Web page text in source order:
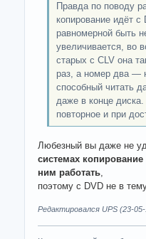
Правда по поводу
копирование идёт с
равномерной быть
увеличивается, во
старых с CLV она
раз, а номер два —
способный читать
даже в конце
повторное и при
Любезный вы даже не
системах
ним работать
поэтому с DVD не в
Редактировался UPS (23-